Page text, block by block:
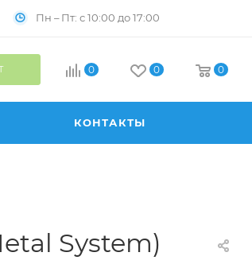
Пн – Пт: с 10:00 до 17:00
0 0 0
КОНТАКТЫ
System)